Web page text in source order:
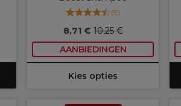
(9)
8,71 €10,25 €
AANBIEDINGEN
Kies opties